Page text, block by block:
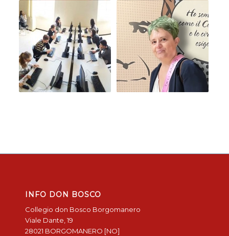
INFO DON BOSCO
Collegio don Bosco Borgomanero
Viale Dante, 19
28021 BORGOMANERO [NO]